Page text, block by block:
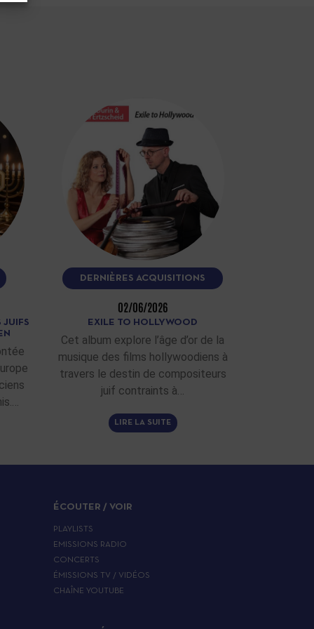
JUIFS
DERNIÈRES ACQUISITIONS
02/06/2026
EXILE TO HOLLYWOOD
Cet album explore l’âge d’or de la
musique des films hollywoodiens à
travers le destin de compositeurs
juif contraints à…
LIRE LA SUITE
ÉCOUTER / VOIR
PLAYLISTS
EMISSIONS RADIO
CONCERTS
ÉMISSIONS TV / VIDÉOS
CHAÎNE YOUTUBE